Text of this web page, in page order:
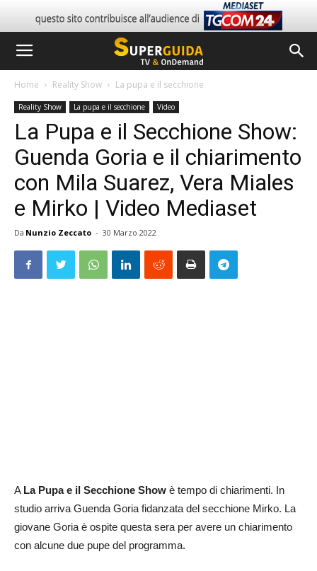
Home Reality Show La pupa e il secchione
Reality Show La pupa e il secchione Video
La Pupa e il Secchione Show:
Guenda Goria e il chiarimento
con Mila Suarez, Vera Miales
e Mirko | Video Mediaset
Da Nunzio Zeccato - 30 Marzo 2022
A La Pupa e il Secchione Show è tempo di chiarimenti. In
studio arriva Guenda Goria fidanzata del secchione Mirko. La
giovane Goria è ospite questa sera per avere un chiarimento
con alcune due pupe del programma.